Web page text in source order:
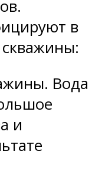
в
Вода
и